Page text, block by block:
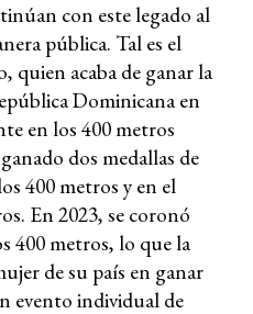
con este legado al
pública. Tal es el
quien acaba de ganar la
Dominicana en
en los 400 metros
dos medallas de
400 metros y en el
En 2023, se coronó
400 metros, lo que la
de su país en ganar
evento individual de